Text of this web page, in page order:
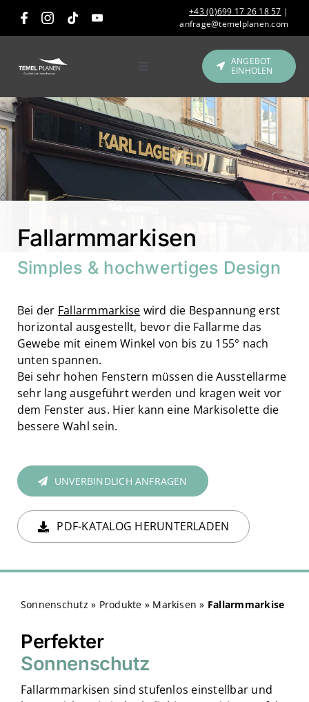
content
+43 (0)699 17 26 18 57 |
anfrage@temelplanen.com
Produkte
Gastronomie &
Hotellerie
Referenzen
Über uns
ANGEBOT
EINHOLEN
Fallarmmarkisen
Simples & hochwertiges Design
Bei der Fallarmmarkise wird die Bespannung erst
horizontal ausgestellt, bevor die Fallarme das
Gewebe mit einem Winkel von bis zu 155° nach
unten spannen.
Bei sehr hohen Fenstern müssen die Ausstellarme
sehr lang ausgeführt werden und kragen weit vor
dem Fenster aus. Hier kann eine Markisolette die
bessere Wahl sein.
UNVERBINDLICH ANFRAGEN
PDF-KATALOG HERUNTERLADEN
Sonnenschutz » Produkte » Markisen » Fallarmmarkise
Perfekter
Sonnenschutz
Fallarmmarkisen sind stufenlos einstellbar und